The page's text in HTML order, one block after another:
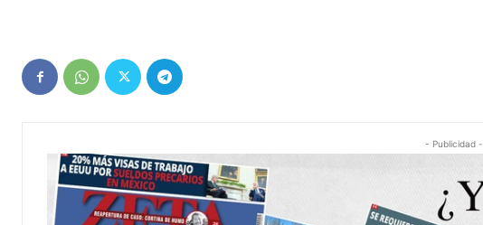
- Publicidad -